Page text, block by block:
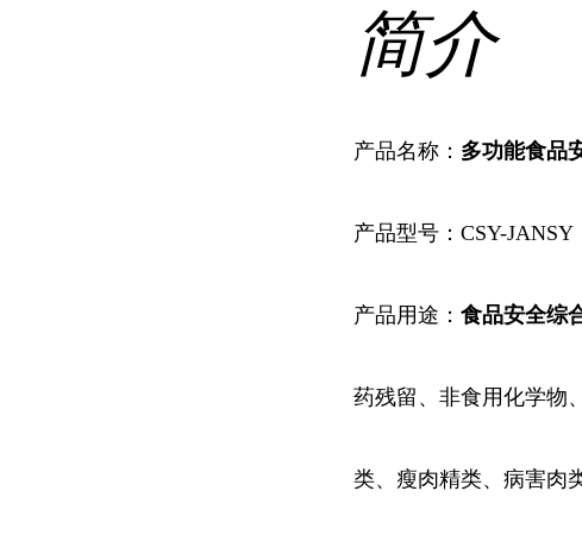
简介
产品名称： 多功能食品
产品型号：CSY-JANSY
产品用途： 食品安全综
药残留、非食用化学物
类、瘦肉精类、病害肉